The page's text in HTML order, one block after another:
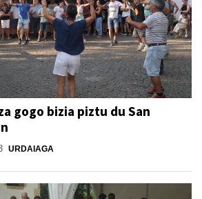
gogo bizia piztu du San
URDAIAGA